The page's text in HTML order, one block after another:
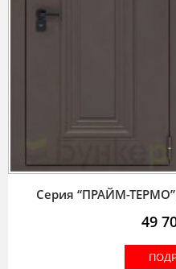
Серия “ПРАЙМ-
49